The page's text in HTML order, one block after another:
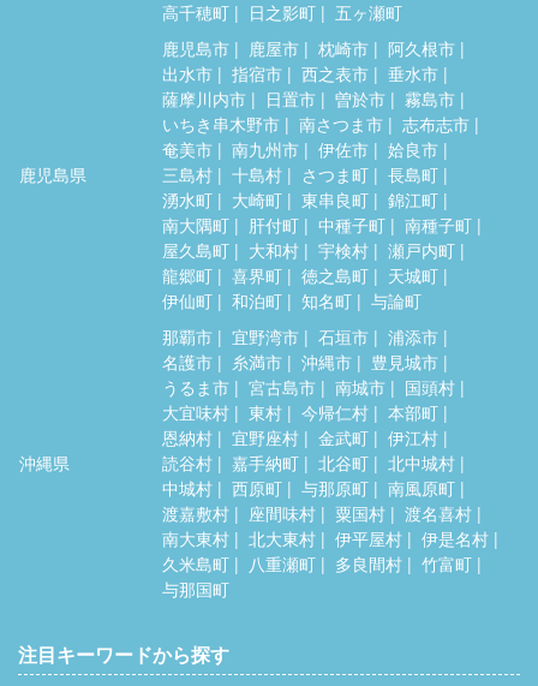
高千穂町
日之影町 五ヶ瀬町
鹿児島県
鹿児島市 鹿屋市 枕崎市
阿久根市
出水市
指宿市 西之表市
垂水市
薩摩川内市
日置市 曽於市
霧島市
いちき串木野市
南さつま市
志布志市
奄美市
南九州市 伊佐市
姶良市
三島村
十島村 さつま町
長島町
湧水町
大崎町 東串良町
錦江町
南大隅町
肝付町 中種子町
南種子町
屋久島町
大和村 宇検村
瀬戸内町
龍郷町
喜界町 徳之島町
天城町
伊仙町
和泊町 知名町 与論町
沖縄県
那覇市 宜野湾市 石垣市
浦添市
名護市
糸満市 沖縄市
豊見城市
うるま市
宮古島市 南城市
国頭村
大宜味村
東村 今帰仁村
本部町
恩納村
宜野座村 金武町
伊江村
読谷村
嘉手納町 北谷町
北中城村
中城村
西原町 与那原町
南風原町
渡嘉敷村
座間味村 粟国村
渡名喜村
南大東村
北大東村 伊平屋村
伊是名村
久米島町
八重瀬町 多良間村
竹富町
与那国町
注目キーワードから探す